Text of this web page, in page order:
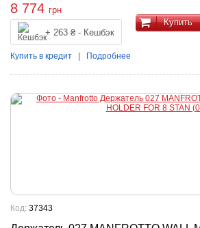
8 774 грн
+ 263 ₴ - Кешбэк
Купить
Купить в кредит Подробнее
Код: 37343